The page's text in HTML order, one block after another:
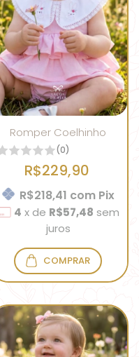
Romper Coelhinho
(0)
R$229,90
R$218,41 com Pix
4 x de R$57,48 sem
juros
COMPRAR